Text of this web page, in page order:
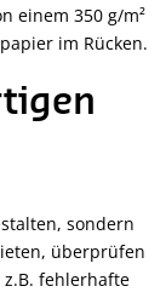
einem 350 g/m²
im Rücken.
sondern
überprüfen
fehlerhafte